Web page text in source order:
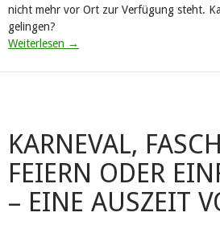
nicht mehr vor Ort zur Verfügung steht.
gelingen?
Weiterlesen →
KARNEVAL,
FEIERN ODER
– EINE AUSZEIT